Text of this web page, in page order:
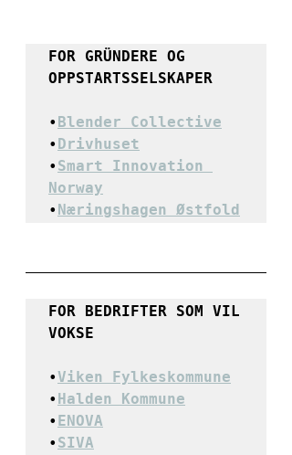
FOR GRÜNDERE OG
OPPSTARTSSELSKAPER
• Blender Collective
• Drivhuset
• Smart Innovation
Norway
• Næringshagen Østfold
FOR BEDRIFTER SOM VIL
VOKSE
•Viken Fylkeskommune
• Halden Kommune
• ENOVA
• SIVA